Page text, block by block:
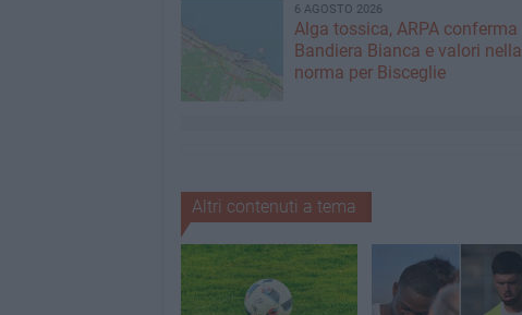
6 AGOSTO 2026
Alga tossica, ARPA conferma
Bandiera Bianca e valori nella
norma per Bisceglie
Altri contenuti a tema